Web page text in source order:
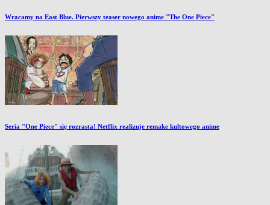
Wracamy na East Blue. Pierwszy teaser nowego anime "The One Piece"
Seria "One Piece" się rozrasta! Netflix realizuje remake kultowego anime